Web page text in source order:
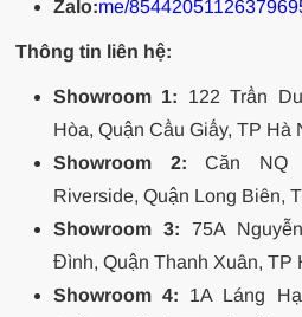
Zalo:me/
Thông tin liên hệ:
Showroom 1: 122 Trần
Hòa, Quận Cầu Giấy, TP Hà
Showroom 2: Căn NQ
Riverside, Quận Long Biên,
Showroom 3: 75A
Đình, Quận Thanh Xuân, TP
Showroom 4: 1A Láng